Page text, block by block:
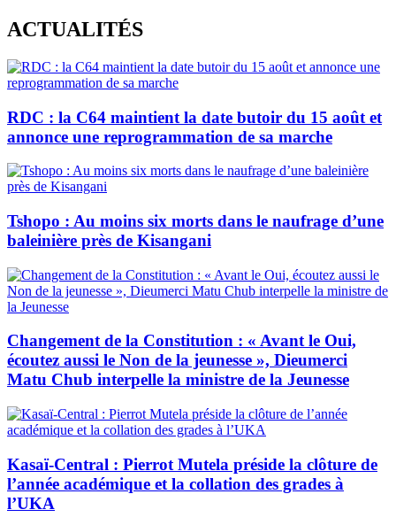
Skip
to
content
ACTUALITÉS
RDC : la C64 maintient la date butoir du 15 août et
annonce une reprogrammation de sa marche
Tshopo : Au moins six morts dans le naufrage d’une
baleinière près de Kisangani
Changement de la Constitution : « Avant le Oui,
écoutez aussi le Non de la jeunesse », Dieumerci
Matu Chub interpelle la ministre de la Jeunesse
Kasaï-Central : Pierrot Mutela préside la clôture de
l’année académique et la collation des grades à
l’UKA